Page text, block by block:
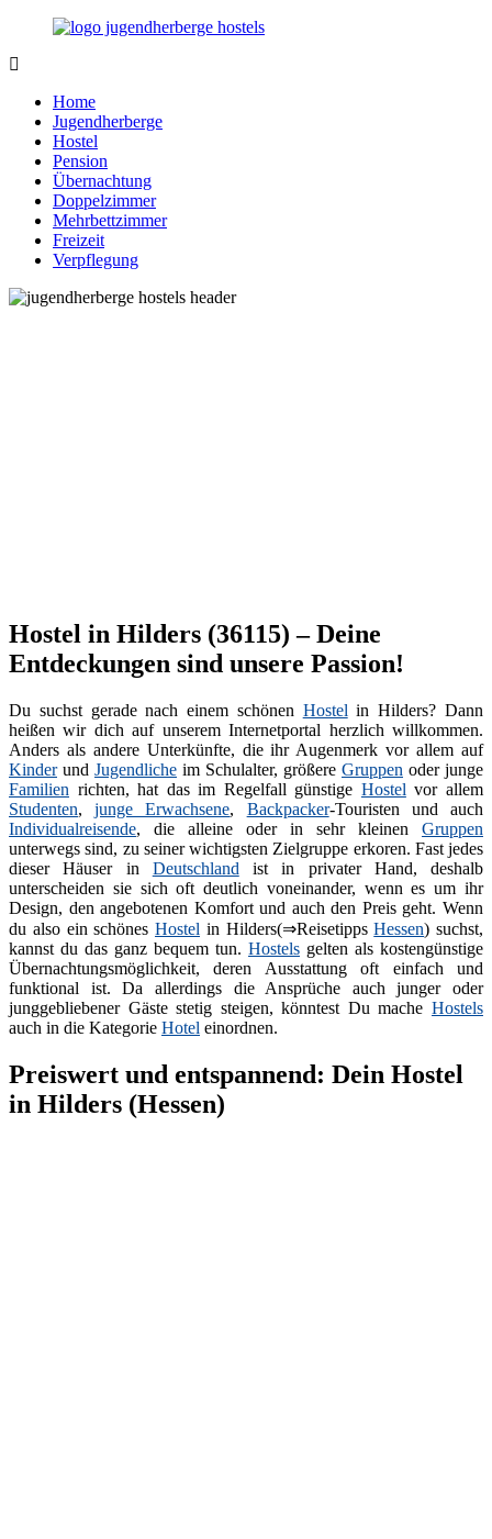
Zurück
Inhalt
Hostels.de
junge
jung
gebliebene
Menschen
Home
Jugendherberge
Hostel
Pension
Übernachtung
Doppelzimmer
Mehrbettzimmer
Freizeit
Verpflegung
Hostel in Hilders (36115) – Deine
Entdeckungen sind unsere Passion!
Du suchst gerade nach einem schönen Hostel in Hilders? Dann
heißen wir dich auf unserem Internetportal herzlich willkommen.
Anders als andere Unterkünfte, die ihr Augenmerk vor allem auf
Kinderund Jugendliche im Schulalter, größere Gruppen oder junge
Familien richten, hat das im Regelfall günstige Hostel vor allem
Studenten,junge Erwachsene, Backpacker-Touristen und auch
Individualreisende, die alleine oder in sehr kleinen Gruppen
unterwegs sind, zu seiner wichtigsten Zielgruppe erkoren. Fast jedes
dieser Häuser in Deutschland ist in privater Hand, deshalb
unterscheiden sie sich oft deutlich voneinander, wenn es um ihr
Design, den angebotenen Komfort und auch den Preis geht. Wenn
du also ein schönes Hostel in Hilders(⇒ReisetippsHessen) suchst,
kannst du das ganz bequem tun. Hostels gelten als kostengünstige
Übernachtungsmöglichkeit, deren Ausstattung oft einfach und
funktional ist. Da allerdings die Ansprüche auch junger oder
junggebliebener Gäste stetig steigen, könntest Du mache Hostels
auch in die Kategorie Hotel einordnen.
Preiswert und entspannend: Dein Hostel
in Hilders (Hessen)